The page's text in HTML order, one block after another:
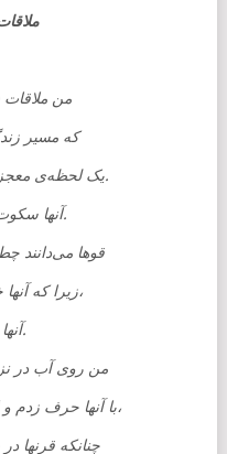
من ملاقات
که مسیر
یک لحظه‌ی معجزه آسا بین برکه و جنگل.
آنها سکوت را اختراع کردند.
قوها می‌دانند
زیرا که آنها خشم را نمی‌شناسند،
آنها روحانی‌اند.
من روی آب در
با آنها حرف زدم و انگار ابدیت را لمس کردم،
چنانکه قرنها